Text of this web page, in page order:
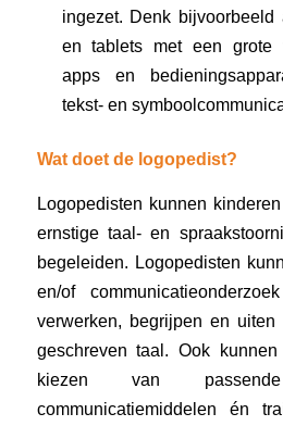
ingezet. Denk bijvoorbeeld
en tablets met een grote
apps en
tekst- en
Wat doet de logopedist?
Logopedisten kunnen
ernstige taal- en
begeleiden. Logopedisten
en/of
verwerken, begrijpen en
geschreven taal. Ook
kiezen van passende
communicatiemiddelen én